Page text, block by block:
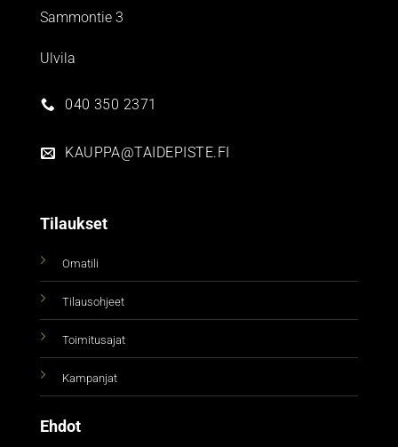
Sammontie 3
Ulvila
040 350 2371
KAUPPA@TAIDEPISTE.FI
Tilaukset
Omatili
Tilausohjeet
Toimitusajat
Kampanjat
Ehdot